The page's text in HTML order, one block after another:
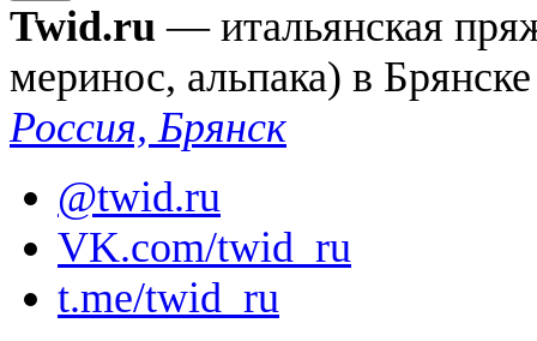
Twid.ru — итальянская
меринос, альпака) в Брянске
Россия, Брянск
@twid.ru
VK.com/twid_ru
t.me/twid_ru